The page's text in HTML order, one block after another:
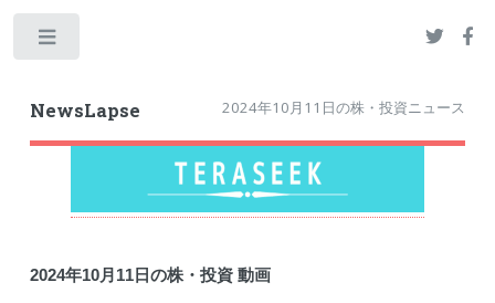
NewsLapse 2024年10月11日の株・投資ニュース
2024年10月11日の株・投資 動画